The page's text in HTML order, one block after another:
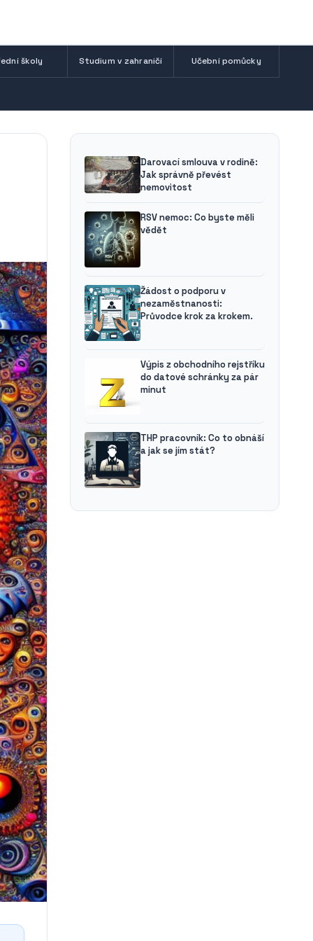
školy Studium v zahraničí Učební pomůcky
Darovací smlouva v rodině:
Jak správně převést
nemovitost
RSV nemoc: Co byste měli
vědět
Žádost o podporu v
nezaměstnanosti:
Průvodce krok za krokem.
Výpis z obchodního rejstříku
do datové schránky za pár
minut
THP pracovník: Co to obnáší
a jak se jím stát?